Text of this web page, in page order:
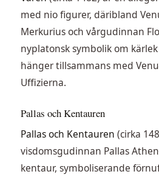
med nio figurer, däribland
Merkurius och vårgudinnan
nyplatonsk symbolik om
hänger tillsammans med
Uffizierna.
Pallas och Kentauren
Pallas och Kentauren (cirka
visdomsgudinnan Pallas
kentaur, symboliserande